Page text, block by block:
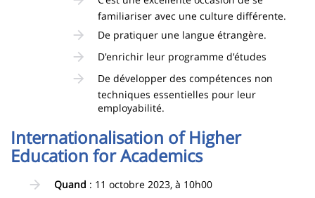
familiariser avec une culture différente.
De pratiquer une langue étrangère.
D'enrichir leur programme d'études
De développer des compétences non
techniques essentielles pour leur
employabilité.
Internationalisation of Higher
Education for Academics
Quand : 11 octobre 2023, à 10h00